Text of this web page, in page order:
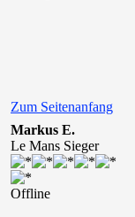
Zum Seitenanfang
Markus E.
Le Mans Sieger
Offline